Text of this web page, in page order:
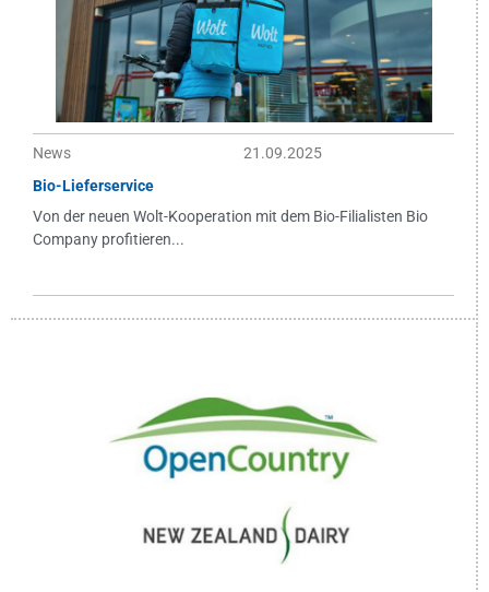
News
21.09.2025
Bio-Lieferservice
Von der neuen Wolt-Kooperation mit dem Bio-Filialisten Bio
Company profitieren...